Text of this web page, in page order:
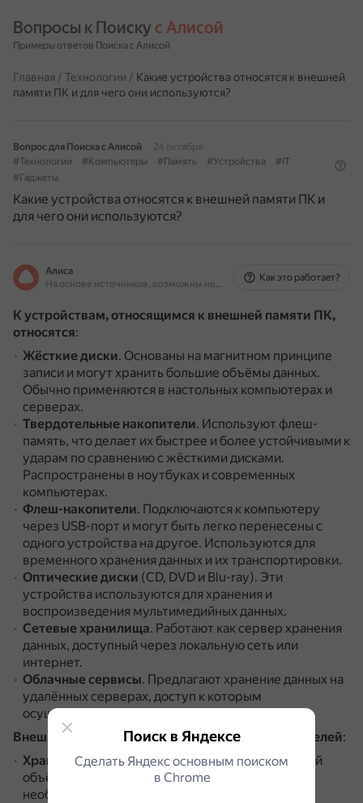
Вопросы к Поиску с Алисой
Примеры ответов Поиска с Алисой
Главная / Технологии / Какие устройства относятся к внешней
памяти ПК и для чего они используются?
Вопрос для Поиска с Алисой
24 октября
#Технологии
#Компьютеры #Память #Устройства
#IT
#Гаджеты
Какие устройства относятся к внешней памяти ПК и
для чего они используются?
Алиса
На основе источников, возможны неточности
Как это работает?
К устройствам, относящимся к внешней памяти ПК,
относятся:
Жёсткие диски. Основаны на магнитном принципе
записи и могут хранить большие объёмы данных.
Обычно применяются в настольных компьютерах и
серверах.
Твердотельные накопители. Используют флеш-
память, что делает их быстрее и более устойчивыми к
ударам по сравнению с жёсткими дисками.
Распространены в ноутбуках и современных
компьютерах.
Флеш-накопители. Подключаются к компьютеру
через USB-порт и могут быть легко перенесены с
одного устройства на другое. Используются для
временного хранения данных и их транспортировки.
Оптические диски (CD, DVD и Blu-ray). Эти
устройства используются для хранения и
воспроизведения мультимедийных данных.
Сетевые хранилища. Работают как сервер хранения
данных, доступный через локальную сеть или
интернет.
Облачные сервисы. Предлагают хранение данных на
удалённых серверах, доступ к которым
осуществляется через интернет.
Внешняя память используется для следующих целей:
Хранение данных.Позволяет сохранять большой
объём информации, обеспечивая пользователя
необходимым пространством для архивов,
Поиск в Яндексе
Сделать Яндекс основным поиском
в Сhrome